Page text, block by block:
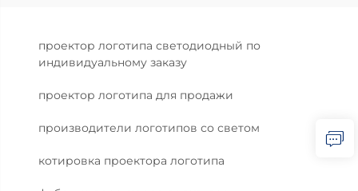
проектор логотипа светодиодный по
индивидуальному заказу
проектор логотипа для продажи
производители логотипов со светом
котировка проектора логотипа